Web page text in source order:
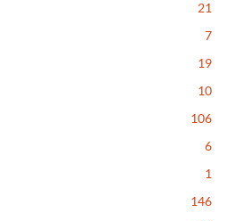
21
7
19
10
106
6
1
146